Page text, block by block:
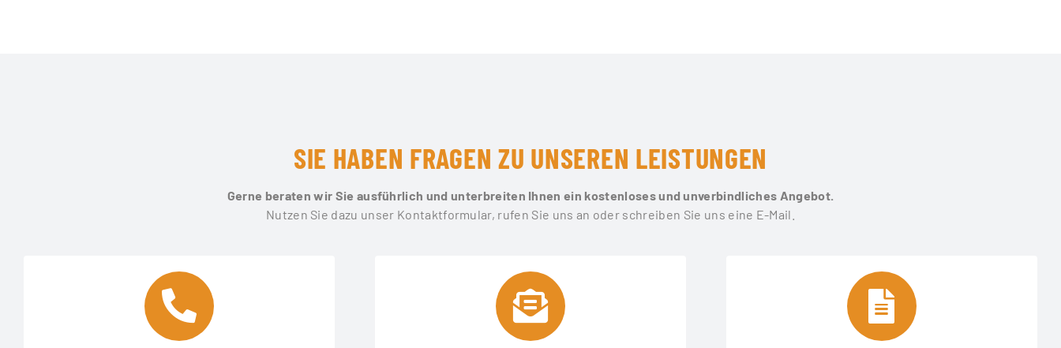
SIE HABEN FRAGEN ZU UNSEREN LEISTUNGEN
Gerne beraten wir Sie ausführlich und unterbreiten Ihnen ein kostenloses und unverbindliches Angebot.
Nutzen Sie dazu unser Kontaktformular, rufen Sie uns an oder schreiben Sie uns eine E-Mail.